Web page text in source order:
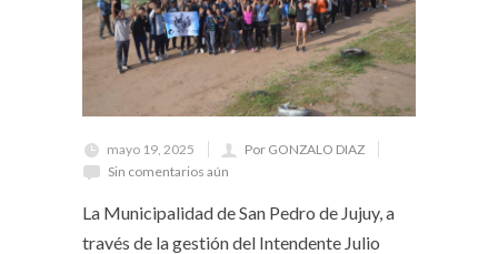
mayo 19, 2025
Por GONZALO DIAZ
Sin comentarios aún
La Municipalidad de San Pedro de Jujuy, a
través de la gestión del Intendente Julio